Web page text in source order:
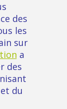
des
les
sur
a
des
du